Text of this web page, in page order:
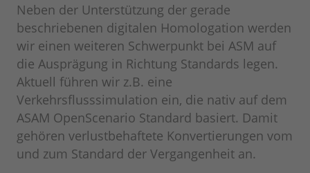
Neben der Unterstützung der gerade
beschriebenen digitalen Homologation werden
wir einen weiteren Schwerpunkt bei ASM auf
die Ausprägung in Richtung Standards legen.
Aktuell führen wir z.B. eine
Verkehrsflusssimulation ein, die nativ auf dem
ASAM OpenScenario Standard basiert. Damit
gehören verlustbehaftete Konvertierungen vom
und zum Standard der Vergangenheit an.